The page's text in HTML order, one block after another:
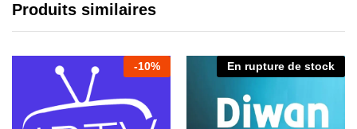
Produits similaires
-10% En rupture de stock